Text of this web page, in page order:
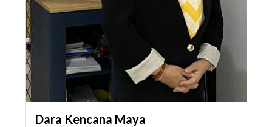
Dara Kencana Maya